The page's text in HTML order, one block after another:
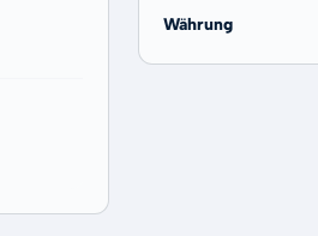
Währung